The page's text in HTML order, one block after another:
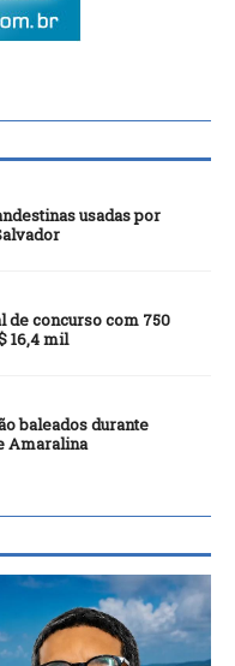
usadas por
de concurso com 750
16,4 mil
baleados durante
Amaralina